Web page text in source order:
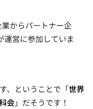
からパートナー企
営に参加していま
、ということで「世界
会」だそうです！